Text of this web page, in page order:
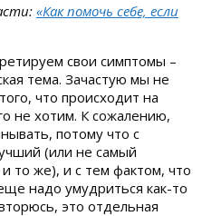
«Как помочь себе, если
свои симптомы –
тема. Зачастую мы не
что происходит на
не хотим. К сожалению,
потому что с
(или не самый
то же), и с тем фактом, что
надо умудриться как-то
это отдельная